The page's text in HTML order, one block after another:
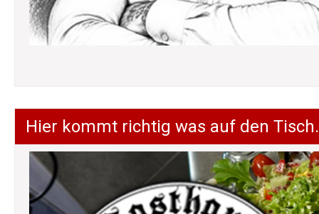
Hier kommt richtig was auf den Tisch.